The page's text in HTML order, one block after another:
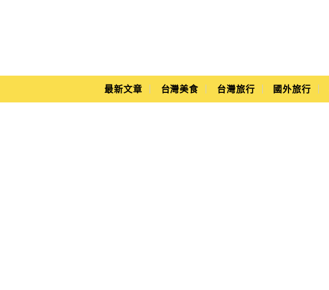
Yuki's Life
Main Menu
最新文章 台灣美食 台灣旅行 國外旅行